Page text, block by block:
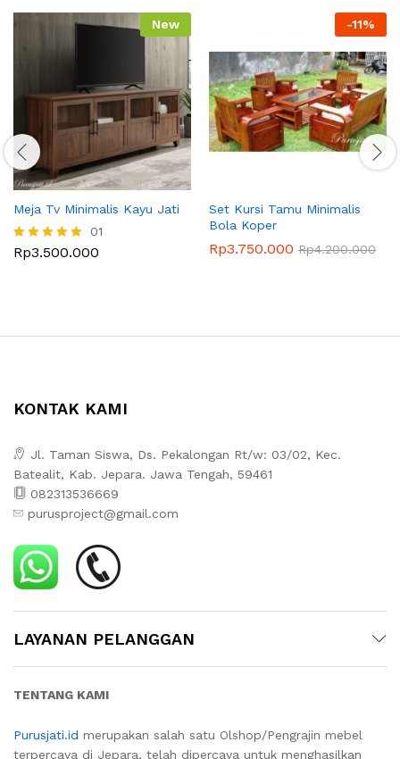
New
Meja Tv Minimalis Kayu Jati
Dinilai
01
Rp3.500.000
-11%
Set Kursi Tamu Minimalis
Bola Koper
Rp3.750.000 Rp4.200.000
KONTAK KAMI
Jl. Taman Siswa, Ds. Pekalongan Rt/w: 03/02, Kec.
Batealit, Kab. Jepara. Jawa Tengah, 59461
082313536669
purusproject@gmail.com
LAYANAN PELANGGAN
TENTANG KAMI
Purusjati.id merupakan salah satu Olshop/Pengrajin mebel
terpercaya di Jepara, telah dipercaya untuk menghasilkan